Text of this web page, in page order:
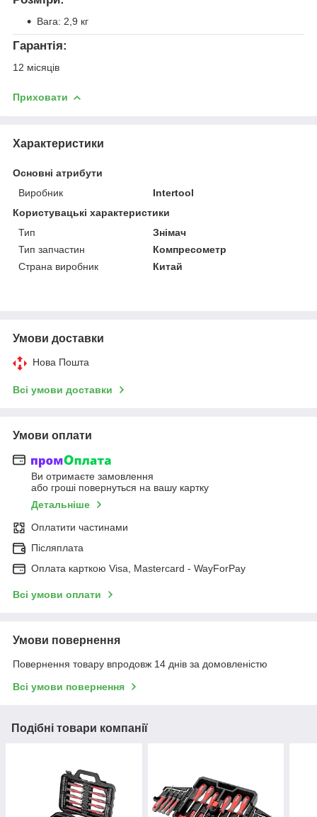
Вага: 2,9 кг
Гарантія:
12 місяців
Приховати
Характеристики
Основні атрибути
Виробник
Intertool
Користувацькі характеристики
Тип
Знімач
Тип запчастин
Компресометр
Страна виробник
Китай
Умови доставки
Нова Пошта
Всі умови доставки
Умови оплати
Ви отримаєте замовлення
або гроші повернуться на вашу картку
Детальніше
Оплатити частинами
Післяплата
Оплата карткою Visa, Mastercard - WayForPay
Всі умови оплати
Умови повернення
Повернення товару впродовж 14 днів за домовленістю
Всі умови повернення
Подібні товари компанії